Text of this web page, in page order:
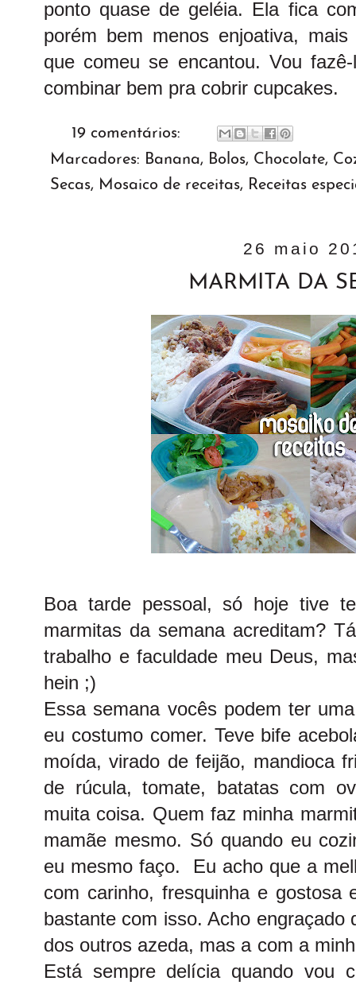
ponto quase de geléia. Ela fica
porém bem menos enjoativa,
que comeu se encantou. Vou
combinar bem pra cobrir cupcakes.
19 comentários:
Marcadores: Banana, Bolos, Chocolate,
Secas, Mosaico de receitas, Receitas
26 maio
MARMITA DA
Boa tarde pessoal, só hoje tive
marmitas da semana acreditam?
trabalho e faculdade meu Deus,
hein ;)
Essa semana vocês podem ter
eu costumo comer. Teve bife
moída, virado de feijão, mandioca
de rúcula, tomate, batatas com
muita coisa. Quem faz minha
mamãe mesmo. Só quando eu
eu mesmo faço. Eu acho que a
com carinho, fresquinha e gostosa
bastante com isso. Acho engraçado
dos outros azeda, mas a com a
Está sempre delícia quando vou